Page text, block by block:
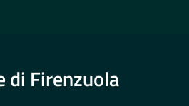
di Firenzuola